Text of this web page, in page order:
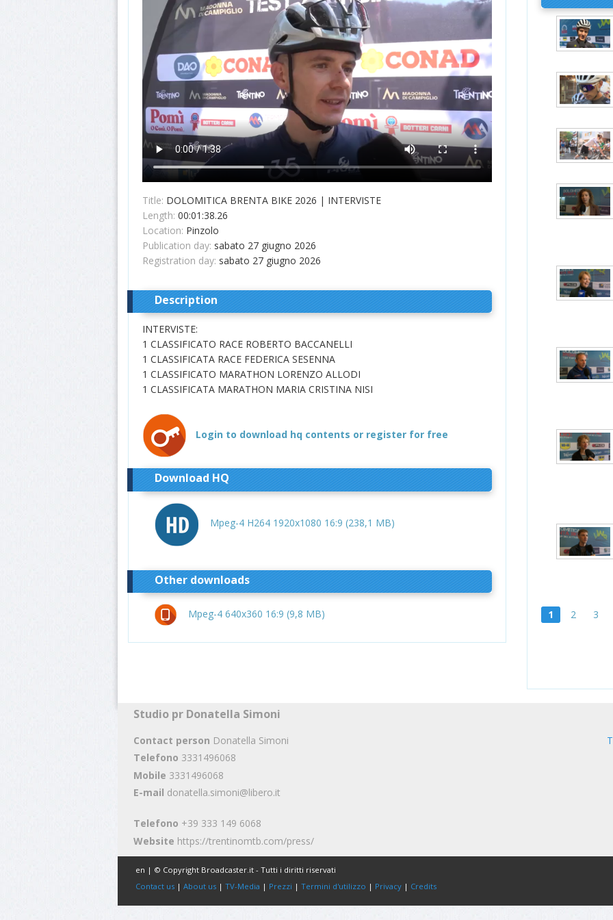
Title: DOLOMITICA BRENTA BIKE 2026 | INTERVISTE
Length: 00:01:38.26
Location: Pinzolo
Publication day: sabato 27 giugno 2026
Registration day: sabato 27 giugno 2026
Description
INTERVISTE:
1 CLASSIFICATO RACE ROBERTO BACCANELLI
1 CLASSIFICATA RACE FEDERICA SESENNA
1 CLASSIFICATO MARATHON LORENZO ALLODI
1 CLASSIFICATA MARATHON MARIA CRISTINA NISI
Login to download hq contents or register for free
Download HQ
Mpeg-4 H264 1920x1080 16:9 (238,1 MB)
Other downloads
Mpeg-4 640x360 16:9 (9,8 MB) 1 2 3
Studio pr Donatella Simoni
Contact person Donatella Simoni
Telefono 3331496068
Mobile 3331496068
E-mail donatella.simoni@libero.it
Telefono +39 333 149 6068
Website https://trentinomtb.com/press/
en | © Copyright Broadcaster.it - Tutti i diritti riservati
Contact us |About us |TV-Media | Prezzi |Termini d'utilizzo | Privacy | Credits